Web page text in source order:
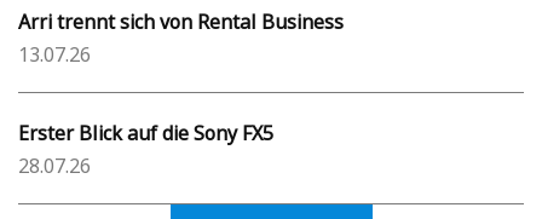
Arri trennt sich von Rental Business
13.07.26
Erster Blick auf die Sony FX5
28.07.26